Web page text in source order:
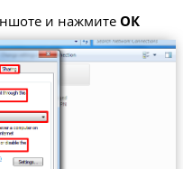
и нажмите ОК